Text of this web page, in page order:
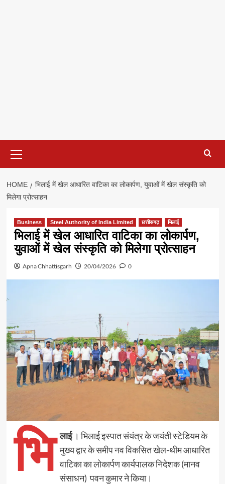
Menu
HOME
भिलाई में खेल आधारित वाटिका का लोकार्पण, युवाओं में खेल संस्कृति को
मिलेगा प्रोत्साहन
Business Steel Authority of India Limited छत्तीसगढ़ भिलाई
भिलाई में खेल आधारित वाटिका का लोकार्पण,
युवाओं में खेल संस्कृति को मिलेगा प्रोत्साहन
Apna Chhattisgarh 20/04/2026 0
भि लाई। भिलाई इस्पात संयंत्र के जयंती स्टेडियम के
मुख्य द्वार के समीप नव विकसित खेल-थीम आधारित
वाटिका का लोकार्पण कार्यपालक निदेशक (मानव
संसाधन) पवन कुमार ने किया।